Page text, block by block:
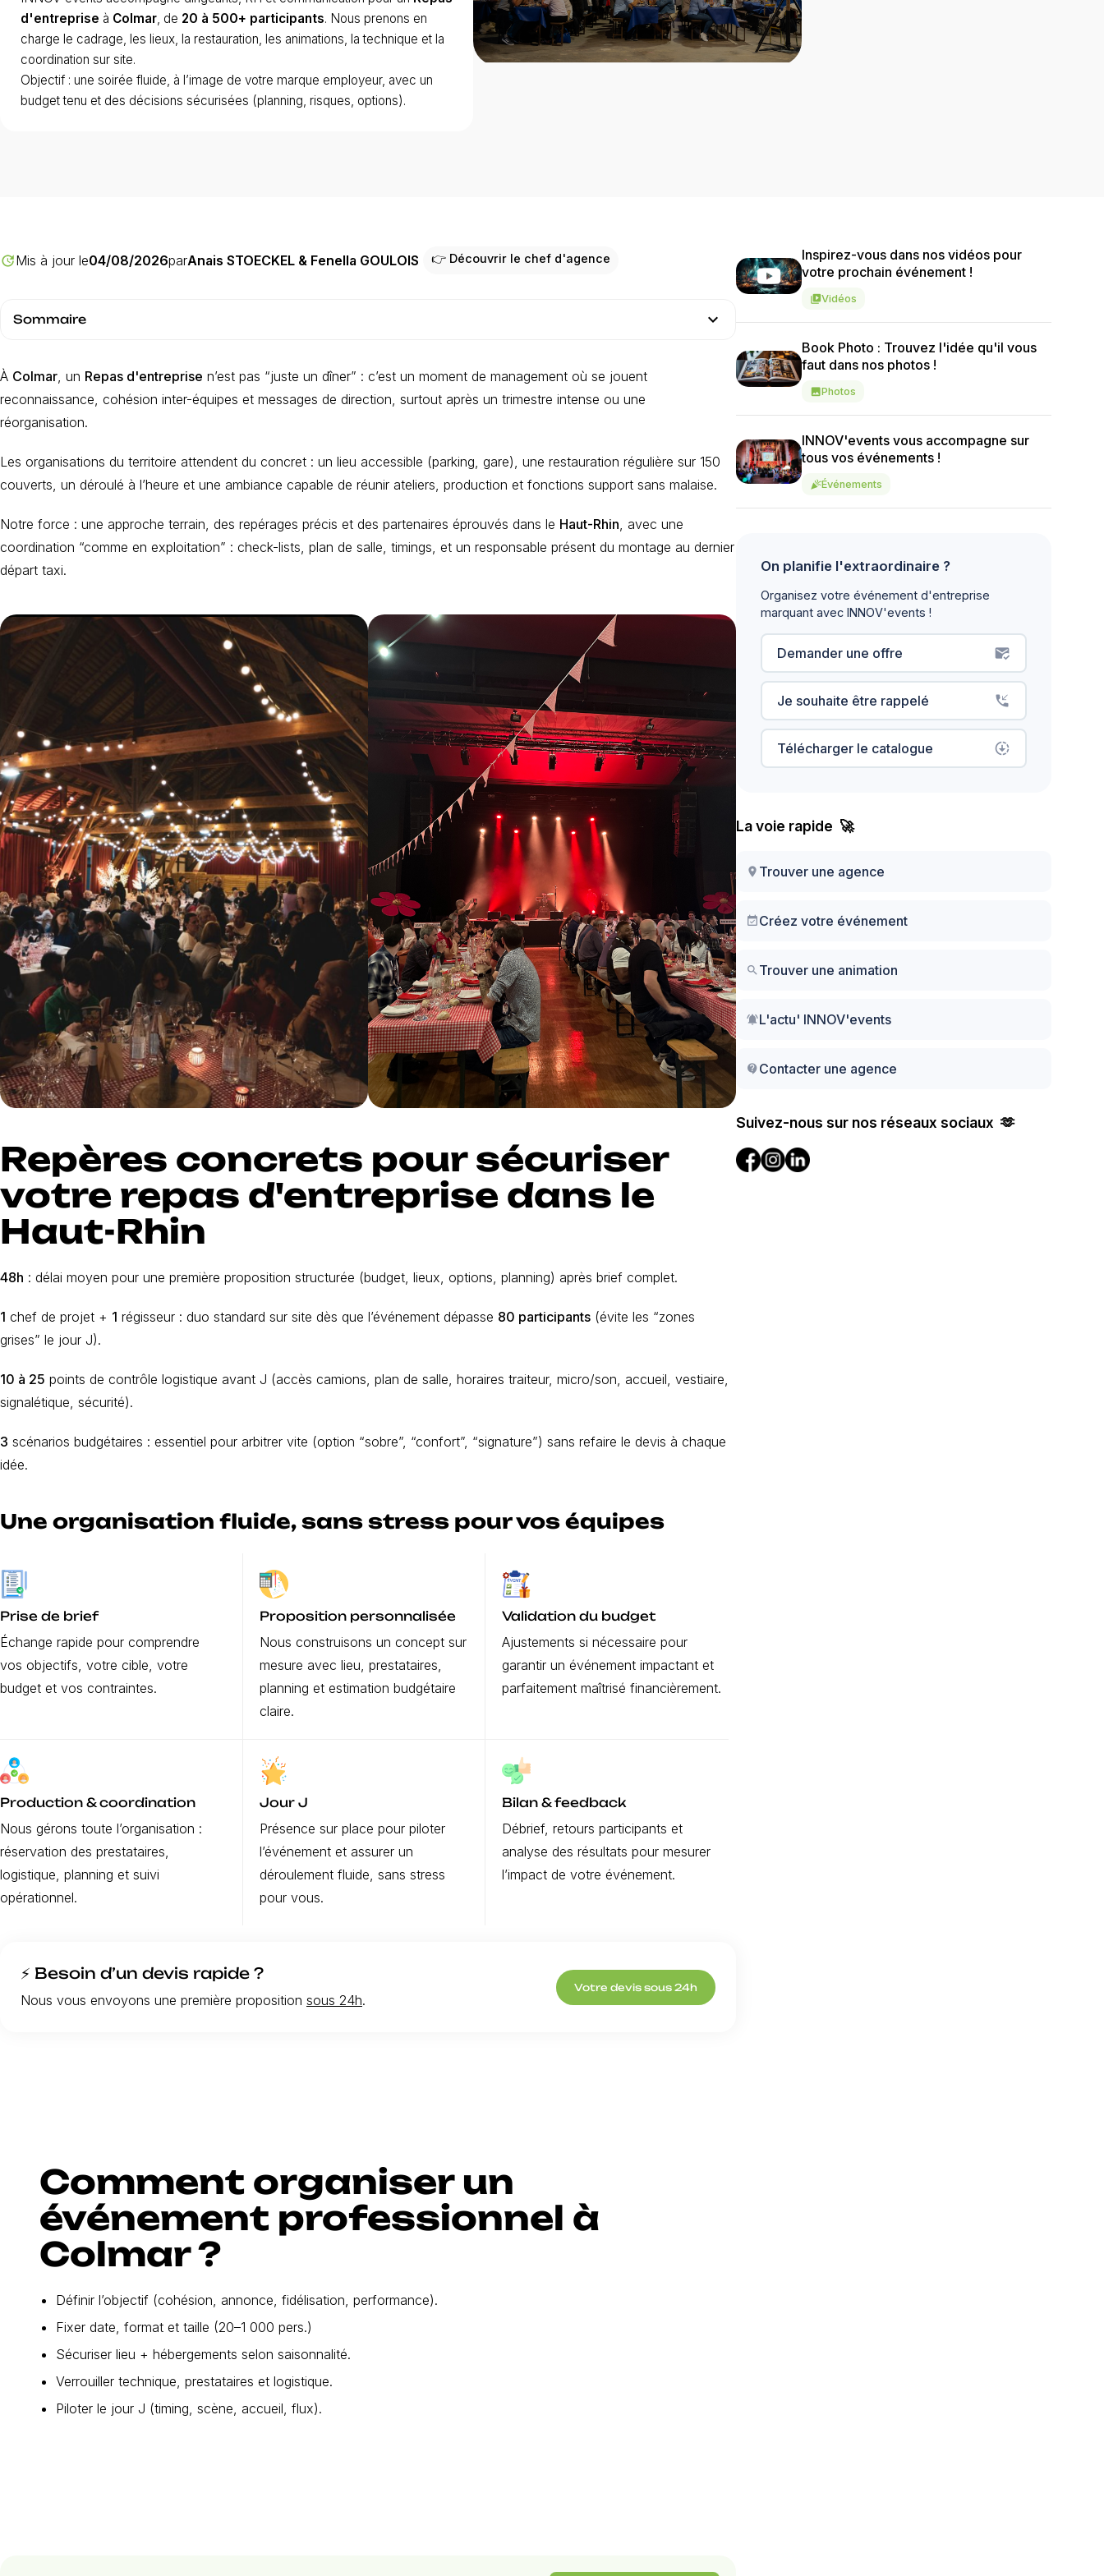
d'entreprise à Colmar, de 20 à 500+ participants. Nous prenons en
charge le cadrage, les lieux, la restauration, les animations, la technique et la
coordination sur site.
Objectif : une soirée fluide, à l’image de votre marque employeur, avec un
budget tenu et des décisions sécurisées (planning, risques, options).
updateMis à jour le04/08/2026parAnais STOECKEL & Fenella GOULOIS 👉 Découvrir le chef d'agence
Sommaire expand_more
À Colmar, un Repas d'entreprise n’est pas “juste un dîner” : c’est un moment de management où se jouent
reconnaissance, cohésion inter-équipes et messages de direction, surtout après un trimestre intense ou une
réorganisation.
Les organisations du territoire attendent du concret : un lieu accessible (parking, gare), une restauration régulière sur 150
couverts, un déroulé à l’heure et une ambiance capable de réunir ateliers, production et fonctions support sans malaise.
Notre force : une approche terrain, des repérages précis et des partenaires éprouvés dans le Haut-Rhin, avec une
coordination “comme en exploitation” : check-lists, plan de salle, timings, et un responsable présent du montage au dernier
départ taxi.
Repères concrets pour sécuriser
votre repas d'entreprise dans le
Haut-Rhin
48h : délai moyen pour une première proposition structurée (budget, lieux, options, planning) après brief complet.
1 chef de projet + 1 régisseur : duo standard sur site dès que l’événement dépasse 80 participants (évite les “zones
grises” le jour J).
10 à 25 points de contrôle logistique avant J (accès camions, plan de salle, horaires traiteur, micro/son, accueil, vestiaire,
signalétique, sécurité).
3 scénarios budgétaires : essentiel pour arbitrer vite (option “sobre”, “confort”, “signature”) sans refaire le devis à chaque
idée.
Une organisation fluide, sans stress pour vos équipes
Prise de brief
Échange rapide pour comprendre
vos objectifs, votre cible, votre
budget et vos contraintes.
Proposition personnalisée
Nous construisons un concept sur
mesure avec lieu, prestataires,
planning et estimation budgétaire
claire.
Validation du budget
Ajustements si nécessaire pour
garantir un événement impactant et
parfaitement maîtrisé financièrement.
Production & coordination
Nous gérons toute l’organisation :
réservation des prestataires,
logistique, planning et suivi
opérationnel.
Jour J
Présence sur place pour piloter
l’événement et assurer un
déroulement fluide, sans stress
pour vous.
Bilan & feedback
Débrief, retours participants et
analyse des résultats pour mesurer
l’impact de votre événement.
⚡ Besoin d’un devis rapide ?
Nous vous envoyons une première proposition sous 24h.
Votre devis sous 24h
Comment organiser un
événement professionnel à
Colmar ?
Définir l’objectif (cohésion, annonce, fidélisation, performance).
Fixer date, format et taille (20–1 000 pers.)
Sécuriser lieu + hébergements selon saisonnalité.
Verrouiller technique, prestataires et logistique.
Piloter le jour J (timing, scène, accueil, flux).
Inspirez-vous dans nos vidéos pour
votre prochain événement !
video_library Vidéos
Book Photo : Trouvez l'idée qu'il vous
faut dans nos photos !
imagePhotos
INNOV'events vous accompagne sur
tous vos événements !
celebrationÉvénements
On planifie l'extraordinaire ?
Organisez votre événement d'entreprise
marquant avec INNOV'events !
Demander une offre mark_email_read
Je souhaite être rappelé phone_callback
Télécharger le catalogue downloading
La voie rapide 🚀
location_on Trouver une agence
event_availableCréez votre événement
search Trouver une animation
notifications_activeL'actu' INNOV'events
contact_supportContacter une agence
Suivez-nous sur nos réseaux sociaux 🫶